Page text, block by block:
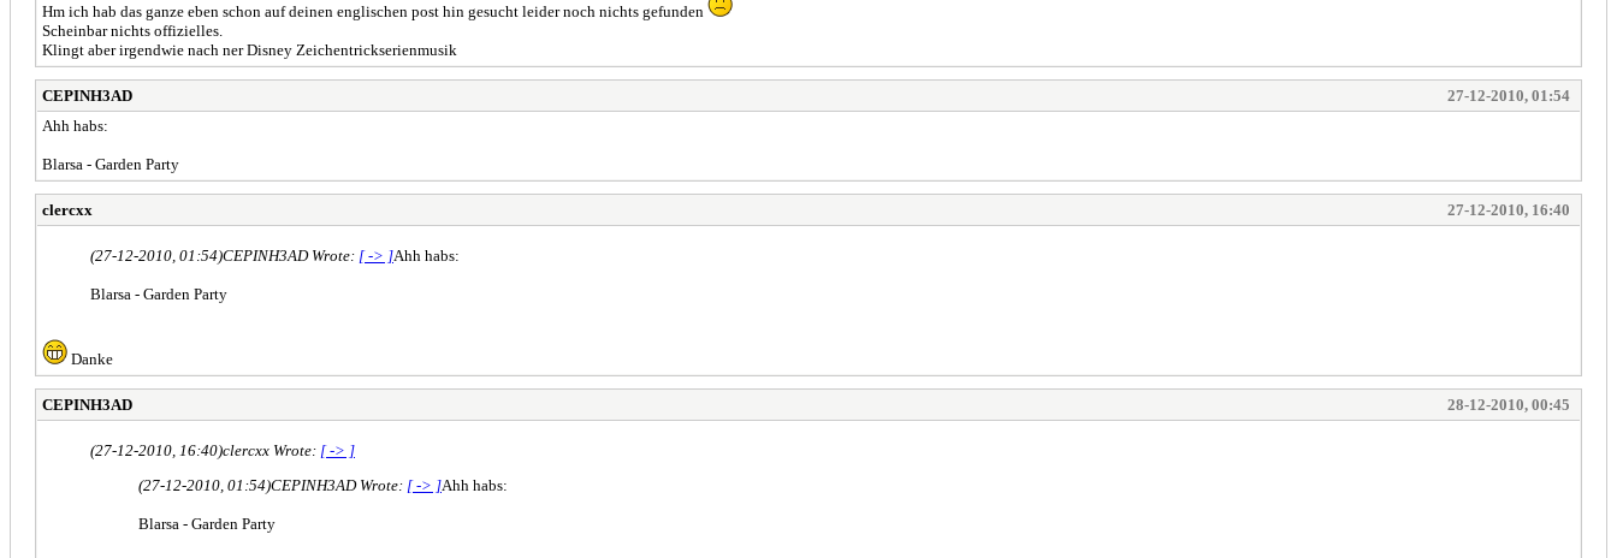
Hm ich hab das ganze eben schon auf deinen englischen post hin gesucht leider noch nichts gefunden
Scheinbar nichts offizielles.
Klingt aber irgendwie nach ner Disney Zeichentrickserienmusik
CEPINH3AD
27-12-2010, 01:54
Ahh habs:
Blarsa - Garden Party
clercxx 27-12-2010, 16:40
(27-12-2010, 01:54)CEPINH3AD Wrote: [ -> ]Ahh habs:
Blarsa - Garden Party
Danke
CEPINH3AD 28-12-2010, 00:45
(27-12-2010, 16:40)clercxx Wrote: [ -> ]
(27-12-2010, 01:54)CEPINH3AD Wrote: [ -> ]Ahh habs:
Blarsa - Garden Party